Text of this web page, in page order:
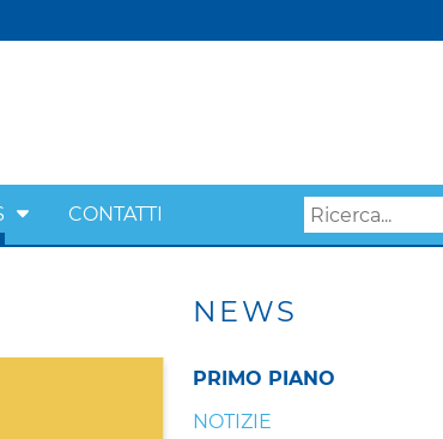
CONTATTI
NEWS
PRIMO PIANO
NOTIZIE